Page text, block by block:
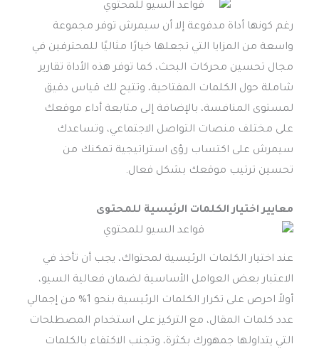
رغم كونها أداة مدفوعة إلا أن سيمرش توفر مجموعة
واسعة من المزايا التي تجعلها خيارًا مثاليًا للمحترفين في
مجال تحسين محركات البحث، كما توفر هذه الأداة تقارير
شاملة حول الكلمات المفتاحية، وتتيح لك قياس دقيق
لمستوى المنافسة، بالإضافة إلى متابعة أداء موقعك
على مختلف منصات التواصل الاجتماعي، وتساعدك
سيمرش على اكتساب رؤى استراتيجية تمكنك من
تحسين ترتيب موقعك بشكل فعال.
معايير اختيار الكلمات الرئيسية للمحتوى
عند اختيار الكلمات الرئيسية لمحتواك، يجب أن تأخذ في
الاعتبار بعض العوامل الأساسية لضمان فعالية السيو،
أولاً احرص على تكرار الكلمات الرئيسية بنحو 1% من إجمالي
عدد كلمات المقال، مع التركيز على استخدام المصطلحات
التي يتداولها جمهورك بكثرة، وتجنب الاكتفاء بالكلمات